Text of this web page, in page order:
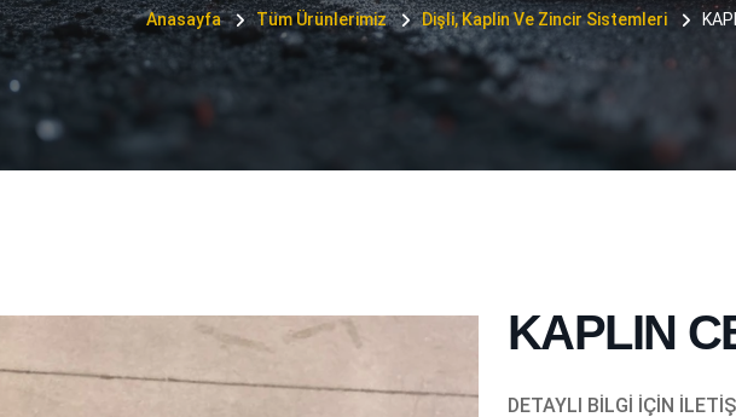
Anasayfa Tüm Ürünlerimiz Dişli, Kaplin Ve Zincir Sistemleri
KAPLIN
DETAYLI BİLGİ İÇİN